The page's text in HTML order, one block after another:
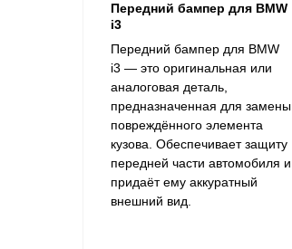
Передний бампер для BMW
i3
Передний бампер для BMW
i3 — это оригинальная или
аналоговая деталь,
предназначенная для замены
повреждённого элемента
кузова. Обеспечивает защиту
передней части автомобиля и
придаёт ему аккуратный
внешний вид.